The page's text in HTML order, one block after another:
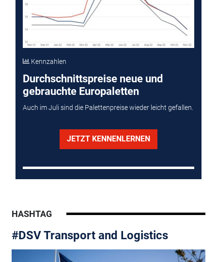
Kennzahlen
Durchschnittspreise neue und
gebrauchte Europaletten
Auch im Juli sind die Palettenpreise wieder leicht gefallen.
JETZT KENNENLERNEN
HASHTAG
#DSV Transport and Logistics